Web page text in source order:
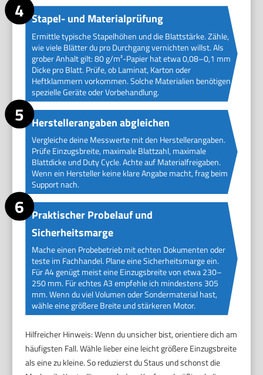
Stapel- und Materialprüfung
Ermittle typische Stapelhöhen und die Blattstärke. Zähle,
wie viele Blätter du pro Durchgang vernichten willst. Als
grober Anhalt gilt: 80 g/m²-Papier hat etwa 0,08–0,1 mm
Dicke pro Blatt. Prüfe, ob Laminat, Karton oder
Heftklammern vorkommen. Solche Materialien benötigen
spezielle Geräte oder Vorbehandlung.
Herstellerangaben abgleichen
Vergleiche deine Messwerte mit den Herstellerangaben.
Prüfe Einzugsbreite, maximale Blattzahl, maximale
Blattdicke und Duty Cycle. Achte auf Materialfreigaben.
Wenn ein Hersteller keine klare Angabe macht, frag beim
Support nach.
Praktischer Probelauf und
Sicherheitsmarge
Mache einen Probebetrieb mit echten Dokumenten oder
teste im Fachhandel. Plane eine Sicherheitsmarge ein.
Für A4 genügt meist eine Einzugsbreite von etwa 230–
250 mm. Für echtes A3 empfehle ich mindestens 305
mm. Wenn du viel Volumen oder Sondermaterial hast,
wähle eine größere Breite und stärkeren Motor.
Hilfreicher Hinweis: Wenn du unsicher bist, orientiere dich am
häufigsten Fall. Wähle lieber eine leicht größere Einzugsbreite
als eine zu kleine. So reduzierst du Staus und schonst die